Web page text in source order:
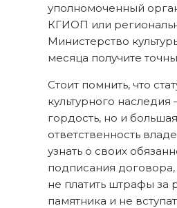
уполномоченный
КГИОП или
Министерство
месяца получите
Стоит помнить, что
культурного наследия
гордость, но и большая
ответственность
узнать о своих
подписания
не платить штрафы за
памятника и не